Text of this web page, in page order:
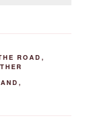
ROAD ,
,